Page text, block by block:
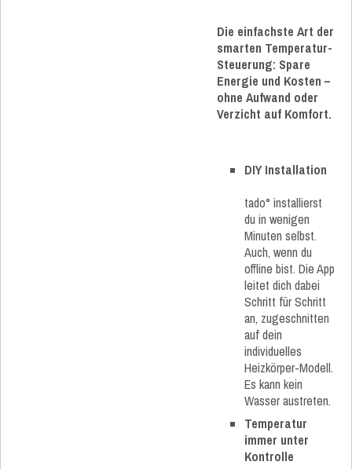
Die einfachste Art der
smarten Temperatur-
Steuerung: Spare
Energie und Kosten –
ohne Aufwand oder
Verzicht auf Komfort.
DIY Installation
tado° installierst
du in wenigen
Minuten selbst.
Auch, wenn du
offline bist. Die App
leitet dich dabei
Schritt für Schritt
an, zugeschnitten
auf dein
individuelles
Heizkörper-Modell.
Es kann kein
Wasser austreten.
Temperatur
immer unter
Kontrolle